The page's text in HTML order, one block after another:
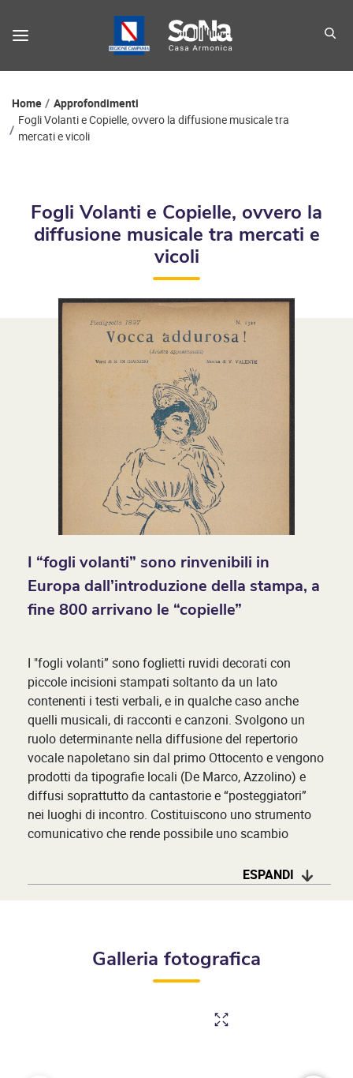
Percorso di navigazione
Home
Approfondimenti
Fogli Volanti e Copielle, ovvero la diffusione musicale tra
mercati e vicoli
Fogli Volanti e Copielle, ovvero la
diffusione musicale tra mercati e
vicoli
I “fogli volanti” sono rinvenibili in
Europa dall’introduzione della stampa, a
fine 800 arrivano le “copielle”
I "fogli volanti” sono foglietti ruvidi decorati con
piccole incisioni stampati soltanto da un lato
contenenti i testi verbali, e in qualche caso anche
quelli musicali, di racconti e canzoni. Svolgono un
ruolo determinante nella diffusione del repertorio
vocale napoletano sin dal primo Ottocento e vengono
prodotti da tipografie locali (De Marco, Azzolino) e
diffusi soprattutto da cantastorie e “posteggiatori”
nei luoghi di incontro. Costituiscono uno strumento
comunicativo che rende possibile uno scambio
sociali diverse su temi politici e di costume (La nocca
de tra ccolure e La moda, e lo Taittà).
Piedigrotte con brani per canto e pianoforte, sia la
presenza di versioni più agili denominate “copielle”:
facciate con la riproduzione del testo verbale, del solo
ESPANDI
Galleria fotografica